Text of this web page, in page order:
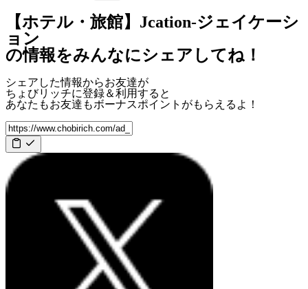
【ホテル・旅館】Jcation-ジェイケーシ
ョン
の情報をみんなにシェアしてね！
シェアした情報からお友達が
ちょびリッチに登録＆利用すると
あなたもお友達もボーナスポイント がもらえるよ！